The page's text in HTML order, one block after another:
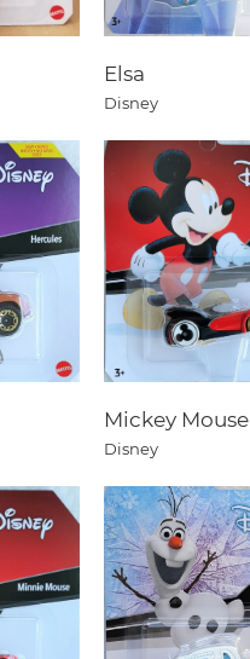
Elsa
Disney
Mickey Mouse
Disney